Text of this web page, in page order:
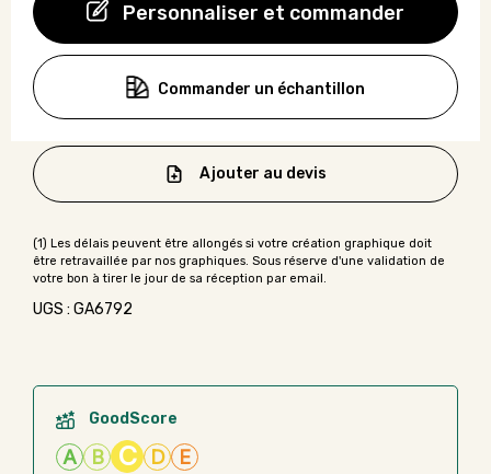
Personnaliser et commander
Commander un échantillon
Ajouter au devis
UGS : GA6792
GoodScore
A B C D E